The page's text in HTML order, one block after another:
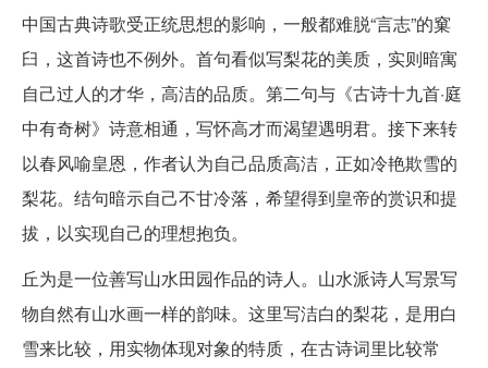
中国古典诗歌受正统思想的影响，一般都难脱“言志”的窠
臼，这首诗也不例外。首句看似写梨花的美质，实则暗寓
自己过人的才华，高洁的品质。第二句与《古诗十九首·庭
中有奇树》诗意相通，写怀高才而渴望遇明君。接下来转
以春风喻皇恩，作者认为自己品质高洁，正如冷艳欺雪的
梨花。结句暗示自己不甘冷落，希望得到皇帝的赏识和提
拔，以实现自己的理想抱负。
丘为是一位善写山水田园作品的诗人。山水派诗人写景写
物自然有山水画一样的韵味。这里写洁白的梨花，是用白
雪来比较，用实物体现对象的特质，在古诗词里比较常